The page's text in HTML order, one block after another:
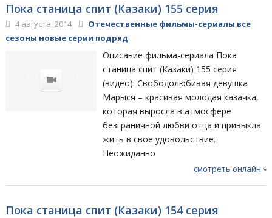
Пока станица спит (Казаки) 155 серия
4 августа, 2014
Отечественные фильмы-сериалы все
сезоны новые серии подряд
Описание фильма-сериала Пока
станица спит (Казаки) 155 серия
(видео): Свободолюбивая девушка
Марыся – красивая молодая казачка,
которая выросла в атмосфере
безграничной любви отца и привыкла
жить в свое удовольствие.
Неожиданно
смотреть онлайн »
Пока станица спит (Казаки) 154 серия